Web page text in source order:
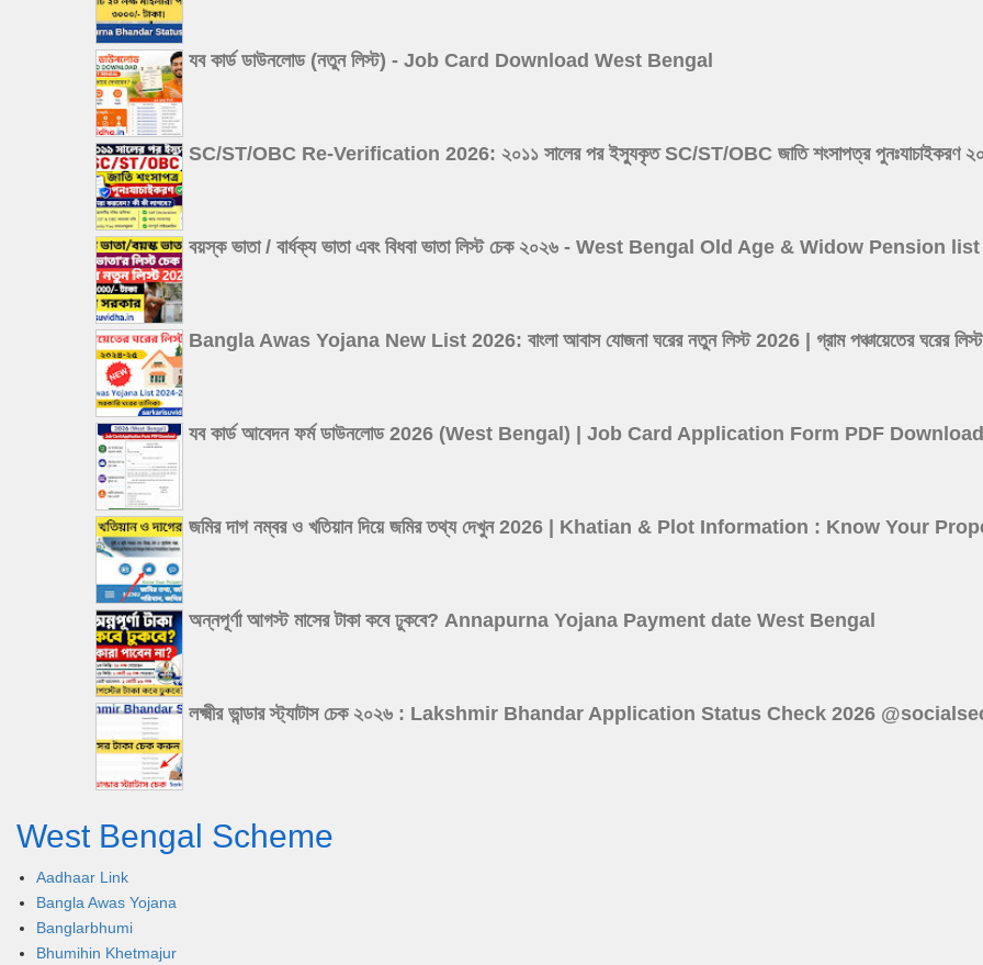
যব কার্ড ডাউনলোড (নতুন লিস্ট) - Job Card Download West Bengal
SC/ST/OBC Re-Verification 2026: ২০১১ সালের পর ইস্যুকৃত SC/ST/OBC জাতি শংসাপত্র পুনঃযাচাইকরণ
বয়স্ক ভাতা / বার্ধক্য ভাতা এবং বিধবা ভাতা লিস্ট চেক ২০২৬ - West Bengal Old Age & Widow Pension
Bangla Awas Yojana New List 2026: বাংলা আবাস যোজনা ঘরের নতুন লিস্ট 2026 | গ্রাম পঞ্চায়েতের
যব কার্ড আবেদন ফর্ম ডাউনলোড 2026 (West Bengal) | Job Card Application Form PDF Download
জমির দাগ নম্বর ও খতিয়ান দিয়ে জমির তথ্য দেখুন 2026 | Khatian & Plot Information : Know Your
অন্নপূর্ণা আগস্ট মাসের টাকা কবে ঢুকবে? Annapurna Yojana Payment date West Bengal
লক্ষ্মীর ভান্ডার স্ট্যাটাস চেক ২০২৬ : Lakshmir Bhandar Application Status Check 2026
West Bengal Scheme
Aadhaar Link
Bangla Awas Yojana
Banglarbhumi
Bhumihin Khetmajur